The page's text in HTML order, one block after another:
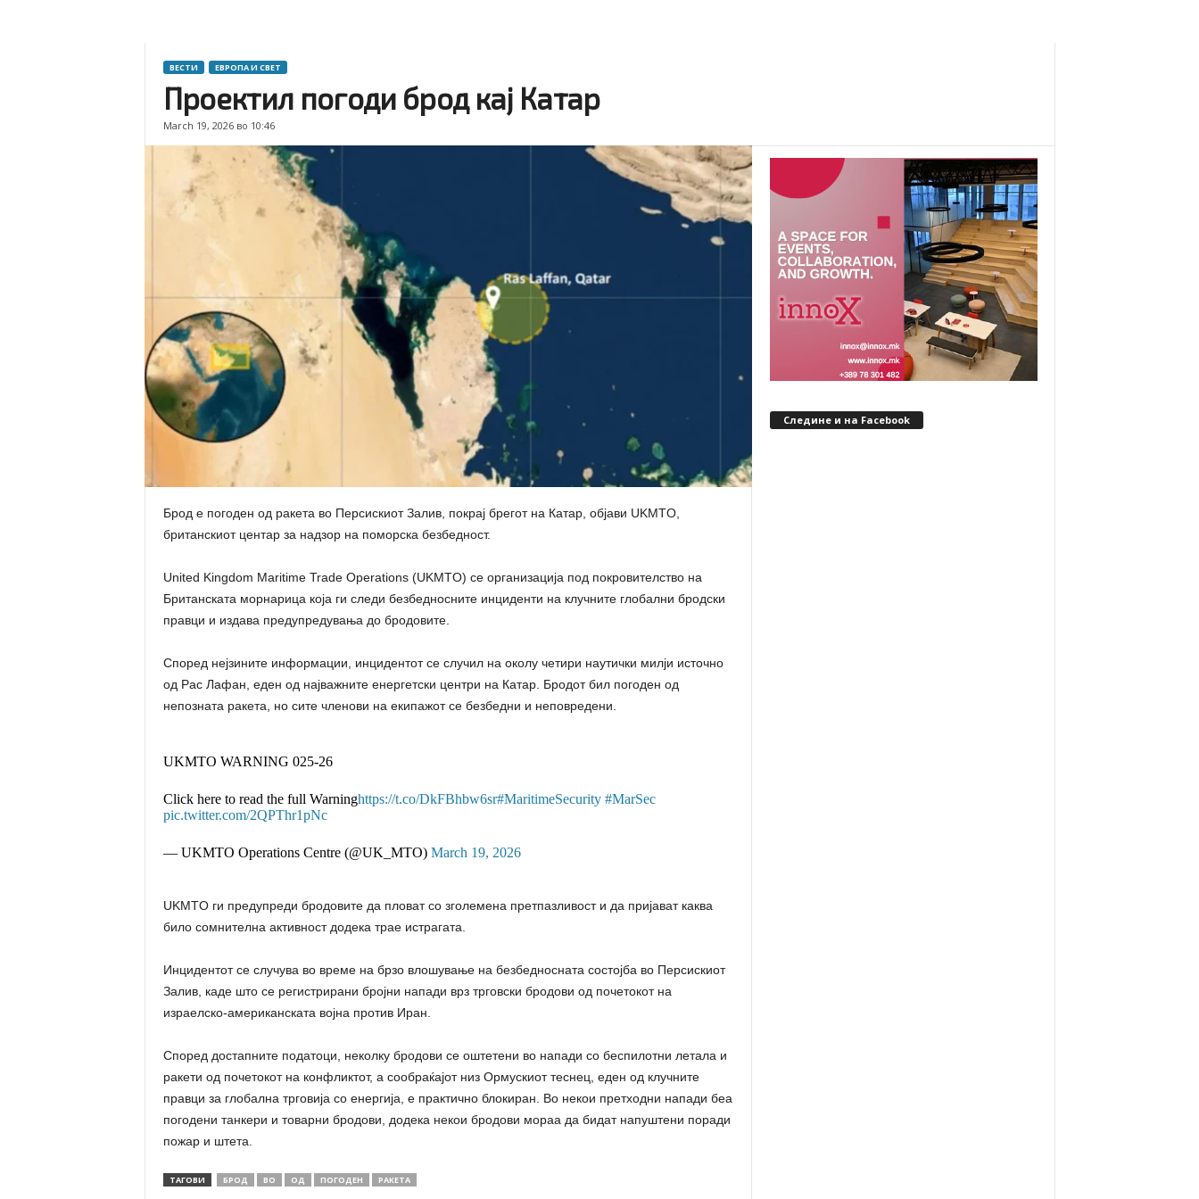
ВЕСТИ ЕВРОПА И СВЕТ
Проектил погоди брод кај Катар
March 19, 2026 во 10:46
Брод е погоден од ракета во Персискиот Залив, покрај брегот на Катар, објави UKMTO,
британскиот центар за надзор на поморска безбедност.
United Kingdom Maritime Trade Operations (UKMTO) се организација под покровителство на
Британската морнарица која ги следи безбедносните инциденти на клучните глобални бродски
правци и издава предупредувања до бродовите.
Според нејзините информации, инцидентот се случил на околу четири наутички милји источно
од Рас Лафан, еден од најважните енергетски центри на Катар. Бродот бил погоден од
непозната ракета, но сите членови на екипажот се безбедни и неповредени.
UKMTO WARNING 025-26
Click here to read the full Warninghttps://t.co/DkFBhbw6sr#MaritimeSecurity #MarSec
pic.twitter.com/2QPThr1pNc
— UKMTO Operations Centre (@UK_MTO) March 19, 2026
UKMTO ги предупреди бродовите да пловат со зголемена претпазливост и да пријават каква
било сомнителна активност додека трае истрагата.
Инцидентот се случува во време на брзо влошување на безбедносната состојба во Персискиот
Залив, каде што се регистрирани бројни напади врз трговски бродови од почетокот на
израелско-американската војна против Иран.
Според достапните податоци, неколку бродови се оштетени во напади со беспилотни летала и
ракети од почетокот на конфликтот, а сообраќајот низ Ормускиот теснец, еден од клучните
правци за глобална трговија со енергија, е практично блокиран. Во некои претходни напади беа
погодени танкери и товарни бродови, додека некои бродови мораа да бидат напуштени поради
пожар и штета.
ТАГОВИ БРОД ВО ОД ПОГОДЕН РАКЕТА
Следине и на Facebook